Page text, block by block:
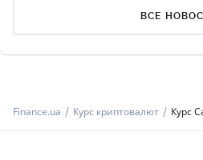
ВСЕ
Finance.ua Курс криптовалют Курс